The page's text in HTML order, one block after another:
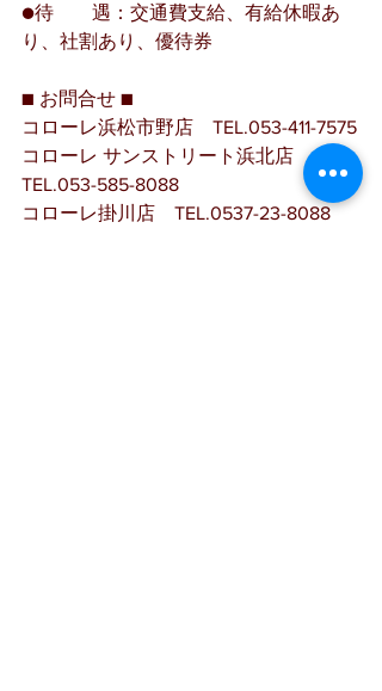
●待　　遇：交通費支給、有給休暇あ
り、社割あり、優待券
■ お問合せ ■
コローレ浜松市野店　TEL.053-411-7575
コローレ サンストリート浜北店
TEL.053-585-8088
コローレ掛川店　TEL.0537-23-8088